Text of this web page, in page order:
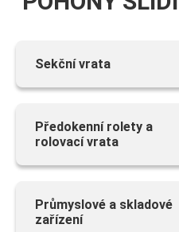
Sekční vrata
Předokenní rolety a
rolovací vrata
Průmyslové a skladové
zařízení